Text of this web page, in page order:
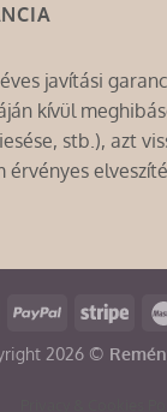
javítási
kívül
stb.), azt
érvényes
2026 ©